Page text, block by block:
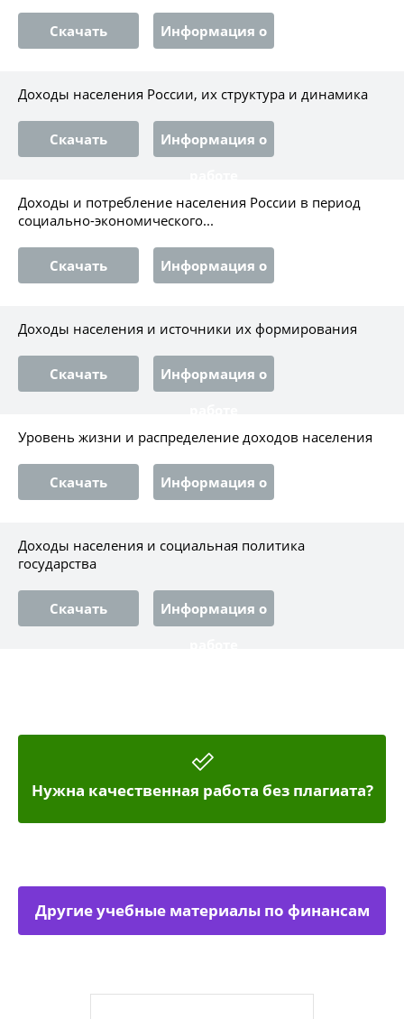
Скачать
Информация о
Доходы населения России, их структура и динамика
Скачать
Информация о
Доходы и потребление населения России в период
социально-экономического...
Скачать
Информация о
Доходы населения и источники их формирования
Скачать
Информация о
Уровень жизни и распределение доходов населения
Скачать
Информация о
Доходы населения и социальная политика
государства
Скачать
Информация о
Нужна качественная работа без плагиата?
Другие учебные материалы по финансам